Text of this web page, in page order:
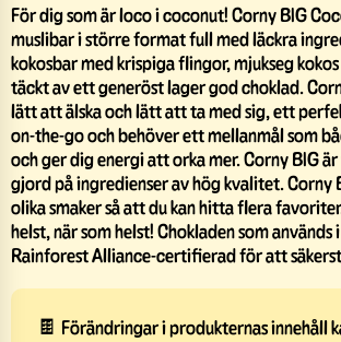
För dig som är loco i coconut! Corny BIG
muslibar i större format full med läckra
kokosbar med krispiga flingor, mjukseg
täckt av ett generöst lager god choklad.
lätt att älska och lätt att ta med sig, ett
on-the-go och behöver ett mellanmål som
och ger dig energi att orka mer. Corny BIG
gjord på ingredienser av hög kvalitet. Corny
olika smaker så att du kan hitta flera
helst, när som helst! Chokladen som används
Rainforest Alliance-certifierad för att
🍫 Förändringar i produkternas innehåll